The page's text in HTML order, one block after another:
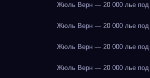
Жюль Верн — 20 000 лье под
Жюль Верн — 20 000 лье под
Жюль Верн — 20 000 лье под
Жюль Верн — 20 000 лье под